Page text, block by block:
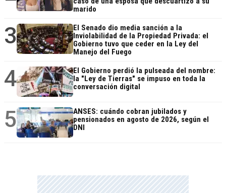
marido
3
El Senado dio media sanción a la
Inviolabilidad de la Propiedad Privada: el
Gobierno tuvo que ceder en la Ley del
Manejo del Fuego
4
El Gobierno perdió la pulseada del nombre:
la "Ley de Tierras" se impuso en toda la
conversación digital
5
ANSES: cuándo cobran jubilados y
pensionados en agosto de 2026, según el
DNI